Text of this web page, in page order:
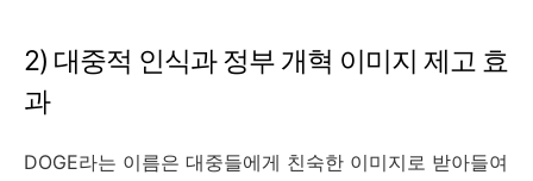
2) 대중적 인식과 정부 개혁 이미지 제고 효
과
DOGE라는 이름은 대중들에게 친숙한 이미지로 받아들여